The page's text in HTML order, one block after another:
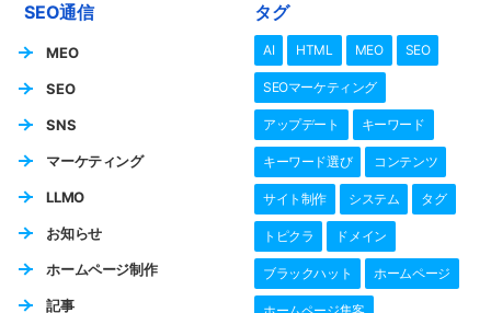
SEO通信
MEO
SEO
SNS
マーケティング
LLMO
お知らせ
ホームページ制作
記事
タグ
AI HTML MEO SEO
SEOマーケティング
アップデート キーワード
キーワード選び コンテンツ
サイト制作 システム タグ
トピクラ ドメイン
ブラックハット ホームページ